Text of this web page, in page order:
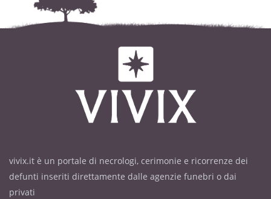
vivix.it è un portale di necrologi, cerimonie e ricorrenze dei
defunti inseriti direttamente dalle agenzie funebri o dai
privati